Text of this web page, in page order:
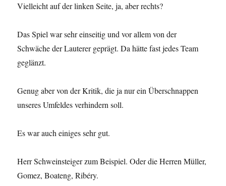
Vielleicht auf der linken Seite, ja, aber rechts?
Das Spiel war sehr einseitig und vor allem von der
Schwäche der Lauterer geprägt. Da hätte fast jedes Team
geglänzt.
Genug aber von der Kritik, die ja nur ein Überschnappen
unseres Umfeldes verhindern soll.
Es war auch einiges sehr gut.
Herr Schweinsteiger zum Beispiel. Oder die Herren Müller,
Gomez, Boateng, Ribéry.